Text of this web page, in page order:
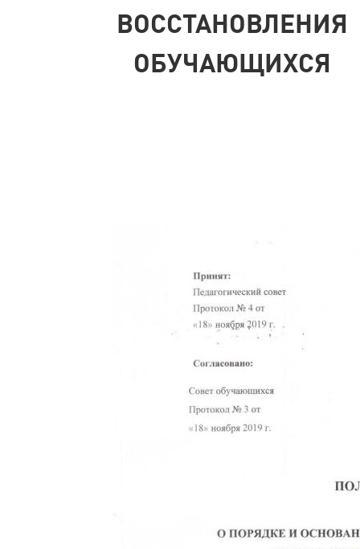
ВОССТАНОВЛЕНИЯ
ОБУЧАЮЩИХСЯ